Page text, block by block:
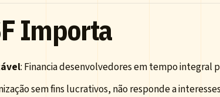
Importa
: Financia desenvolvedores em tempo integral
sem fins lucrativos, não responde a